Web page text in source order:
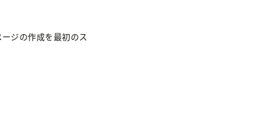
ジの作成を最初のス